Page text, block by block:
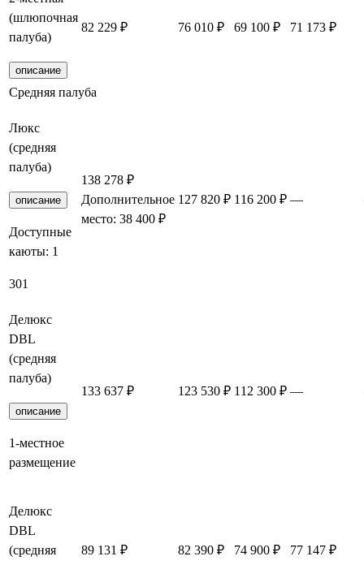
(шлюпочная
палуба)
описание
82 229 ₽ 76 010 ₽ 69 100 ₽ 71 173 ₽
Средняя палуба
Люкс
(средняя
палуба)
описание
Доступные
каюты: 1
301
138 278 ₽
Дополнительное
место: 38 400 ₽
127 820 ₽ 116 200 ₽ —
Делюкс
DBL
(средняя
палуба)
описание
1-местное
размещение
133 637 ₽ 123 530 ₽ 112 300 ₽ —
Делюкс
DBL
(средняя
89 131 ₽ 82 390 ₽ 74 900 ₽ 77 147 ₽